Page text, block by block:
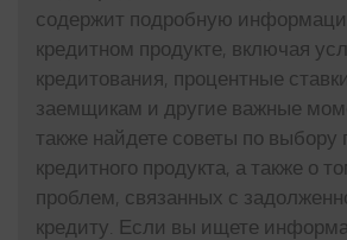
содержит подробную
кредитном продукте, включая
кредитования, процентные
заемщикам и другие важные
также найдете советы по выбору
кредитного продукта, а также о
проблем, связанных с
кредиту. Если вы ищете